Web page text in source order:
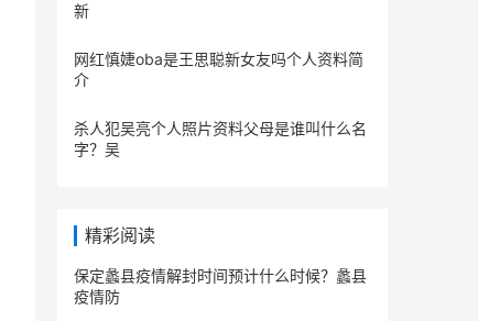
新
网红慎婕oba是王思聪新女友吗个人资料简
介
杀人犯吴亮个人照片资料父母是谁叫什么名
字？吴
精彩阅读
保定蠡县疫情解封时间预计什么时候？蠡县
疫情防